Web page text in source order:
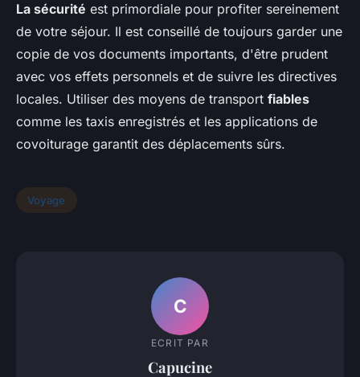
La sécurité est primordiale pour profiter sereinement
de votre séjour. Il est conseillé de toujours garder une
copie de vos documents importants, d'être prudent
avec vos effets personnels et de suivre les directives
locales. Utiliser des moyens de transport fiables
comme les taxis enregistrés et les applications de
covoiturage garantit des déplacements sûrs.
Voyage
C
ECRIT PAR
Capucine